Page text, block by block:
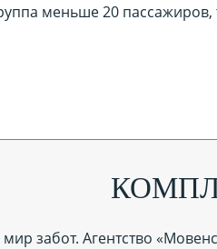
меньше 20 пассажиров,
забот. Агентство